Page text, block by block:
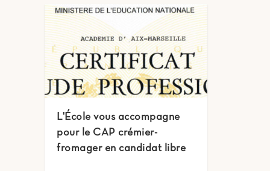
L'École vous accompagne
pour le CAP crémier-
fromager en candidat libre